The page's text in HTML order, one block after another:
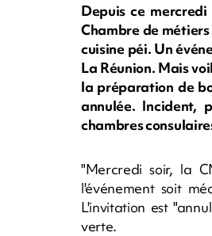
Depuis ce
Chambre de
cuisine péi. Un
La Réunion. Mais
la préparation de
annulée. Incident,
chambres
"Mercredi soir, la
l'événement soit
L'invitation est
verte.